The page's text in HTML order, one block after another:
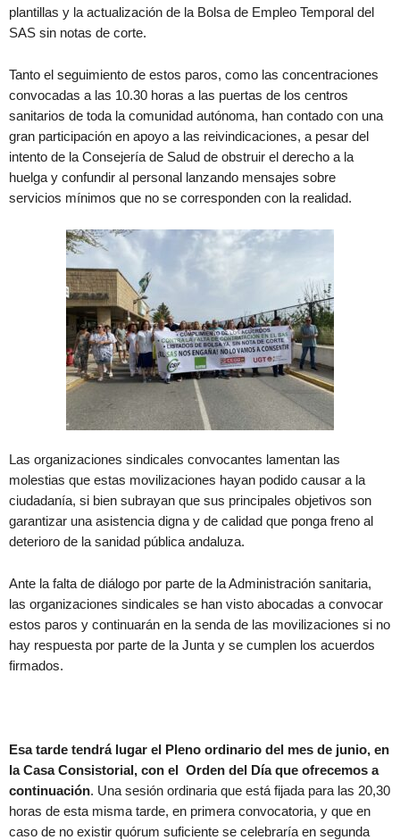
plantillas y la actualización de la Bolsa de Empleo Temporal del
SAS sin notas de corte.
Tanto el seguimiento de estos paros, como las concentraciones
convocadas a las 10.30 horas a las puertas de los centros
sanitarios de toda la comunidad autónoma, han contado con una
gran participación en apoyo a las reivindicaciones, a pesar del
intento de la Consejería de Salud de obstruir el derecho a la
huelga y confundir al personal lanzando mensajes sobre
servicios mínimos que no se corresponden con la realidad.
Las organizaciones sindicales convocantes lamentan las
molestias que estas movilizaciones hayan podido causar a la
ciudadanía, si bien subrayan que sus principales objetivos son
garantizar una asistencia digna y de calidad que ponga freno al
deterioro de la sanidad pública andaluza.
Ante la falta de diálogo por parte de la Administración sanitaria,
las organizaciones sindicales se han visto abocadas a convocar
estos paros y continuarán en la senda de las movilizaciones si no
hay respuesta por parte de la Junta y se cumplen los acuerdos
firmados.
Esa tarde tendrá lugar el Pleno ordinario del mes de junio, en
la Casa Consistorial, con el Orden del Día que ofrecemos a
continuación. Una sesión ordinaria que está fijada para las 20,30
horas de esta misma tarde, en primera convocatoria, y que en
caso de no existir quórum suficiente se celebraría en segunda